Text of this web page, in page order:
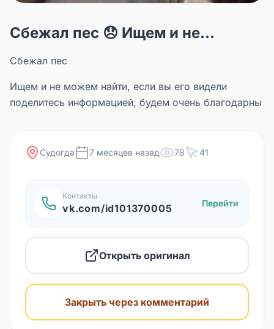
Сбежал пес 😞 Ищем и не...
Сбежал пес
Ищем и не можем найти, если вы его видели
поделитесь информацией, будем очень благодарны
Судогда 7 месяцев назад 78 41
Контакты
vk.com/id101370005 Перейти
Открыть оригинал
Закрыть через комментарий